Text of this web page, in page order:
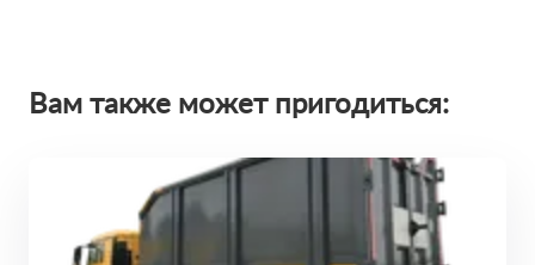
Вам также может пригодиться: